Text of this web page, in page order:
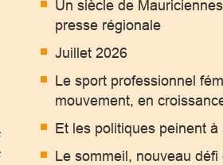
Un siècle de
presse régionale
Juillet 2026
Le sport professionnel
mouvement, en
Et les politiques peinent à
Le sommeil, nouveau défi